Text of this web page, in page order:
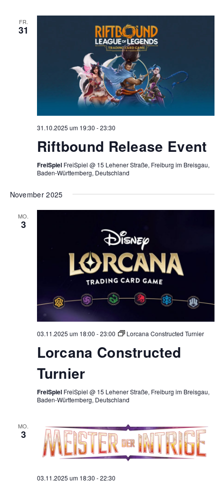
FR.
31
31.10.2025 um 19:30 -23:30
Riftbound Release Event
FreiSpiel FreiSpiel @ 15 Lehener Straße, Freiburg im Breisgau,
Baden-Württemberg, Deutschland
November 2025
MO.
3
03.11.2025 um 18:00 -23:00 Lorcana Constructed Turnier
Lorcana Constructed
Turnier
FreiSpiel FreiSpiel @ 15 Lehener Straße, Freiburg im Breisgau,
Baden-Württemberg, Deutschland
MO.
3
03.11.2025 um 18:30 -22:30